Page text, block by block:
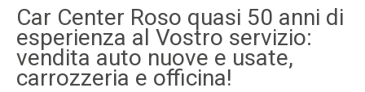
Car Center Roso quasi 50 anni di
esperienza al Vostro servizio:
vendita auto nuove e usate,
carrozzeria e officina!